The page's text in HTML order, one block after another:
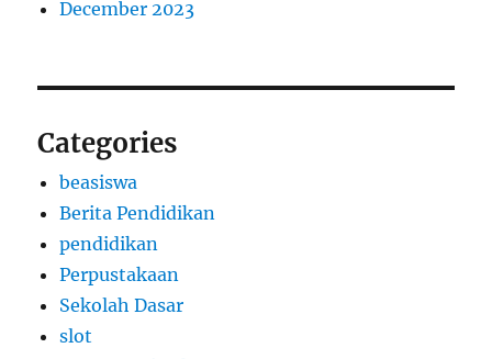
December 2023
Categories
beasiswa
Berita Pendidikan
pendidikan
Perpustakaan
Sekolah Dasar
slot